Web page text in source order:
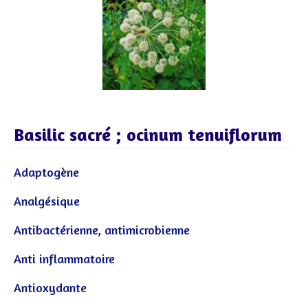
Basilic sacré ; ocinum tenuiflorum
Adaptogène
Analgésique
Antibactérienne, antimicrobienne
Anti inflammatoire
Antioxydante